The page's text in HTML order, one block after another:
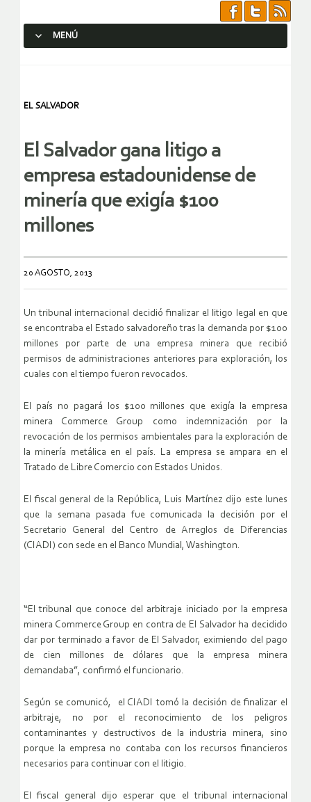
MENÚ
EL SALVADOR
El Salvador gana litigo a
empresa estadounidense de
minería que exigía $100
millones
20 AGOSTO, 2013
Un tribunal internacional decidió finalizar el litigo legal en que
se encontraba el Estado salvadoreño tras la demanda por $100
millones por parte de una empresa minera que recibió
permisos de administraciones anteriores para exploración, los
cuales con el tiempo fueron revocados.
El país no pagará los $100 millones que exigía la empresa
minera Commerce Group como indemnización por la
revocación de los permisos ambientales para la exploración de
la minería metálica en el país. La empresa se ampara en el
Tratado de Libre Comercio con Estados Unidos.
El fiscal general de la República, Luis Martínez dijo este lunes
que la semana pasada fue comunicada la decisión por el
Secretario General del Centro de Arreglos de Diferencias
(CIADI) con sede en el Banco Mundial, Washington.
“El tribunal que conoce del arbitraje iniciado por la empresa
minera Commerce Group en contra de El Salvador ha decidido
dar por terminado a favor de El Salvador, eximiendo del pago
de cien millones de dólares que la empresa minera
demandaba”, confirmó el funcionario.
Según se comunicó, el CIADI tomó la decisión de finalizar el
arbitraje, no por el reconocimiento de los peligros
contaminantes y destructivos de la industria minera, sino
porque la empresa no contaba con los recursos financieros
necesarios para continuar con el litigio.
El fiscal general dijo esperar que el tribunal internacional